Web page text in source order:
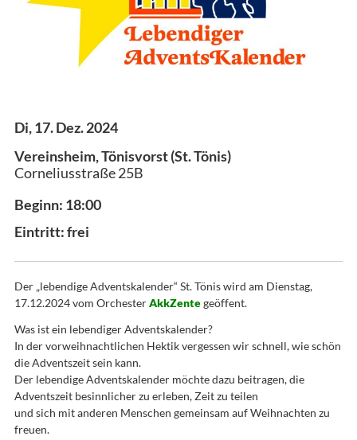
Di, 17. Dez. 2024
Vereinsheim, Tönisvorst (St. Tönis)
Corneliusstraße 25B
Beginn: 18:00
Eintritt: frei
Der „lebendige Adventskalender“ St. Tönis wird am Dienstag,
17.12.2024 vom OrchesterAkkZentegeöffent.
Was ist ein lebendiger Adventskalender?
In der vorweihnachtlichen Hektik vergessen wir schnell, wie schön
die Adventszeit sein kann.
Der lebendige Adventskalender möchte dazu beitragen, die
Adventszeit besinnlicher zu erleben, Zeit zu teilen
und sich mit anderen Menschen gemeinsam auf Weihnachten zu
freuen.